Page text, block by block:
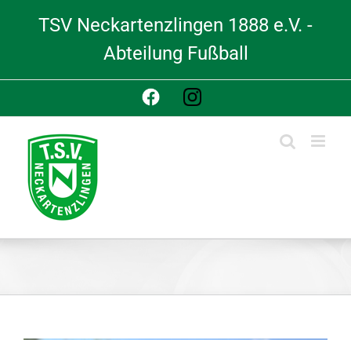
TSV Neckartenzlingen 1888 e.V. -
Abteilung Fußball
FacebookInstagram